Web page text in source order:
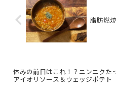
脂肪燃
休みの前日はこれ！？ニンニクた
アイオリソース＆ウェッジポテト